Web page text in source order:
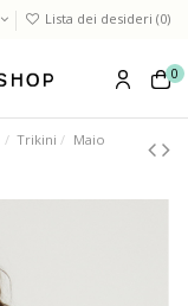
Lista dei desideri (0)
0
Trikini
Maio